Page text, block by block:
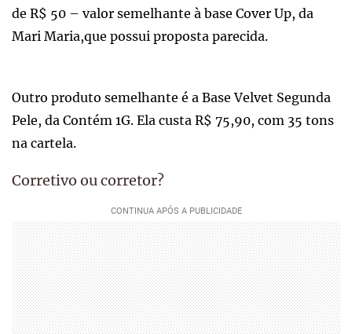
de R$ 50 – valor semelhante à base Cover Up, da
Mari Maria,que possui proposta parecida.
Outro produto semelhante é a Base Velvet Segunda
Pele, da Contém 1G. Ela custa R$ 75,90, com 35 tons
na cartela.
Corretivo ou corretor?